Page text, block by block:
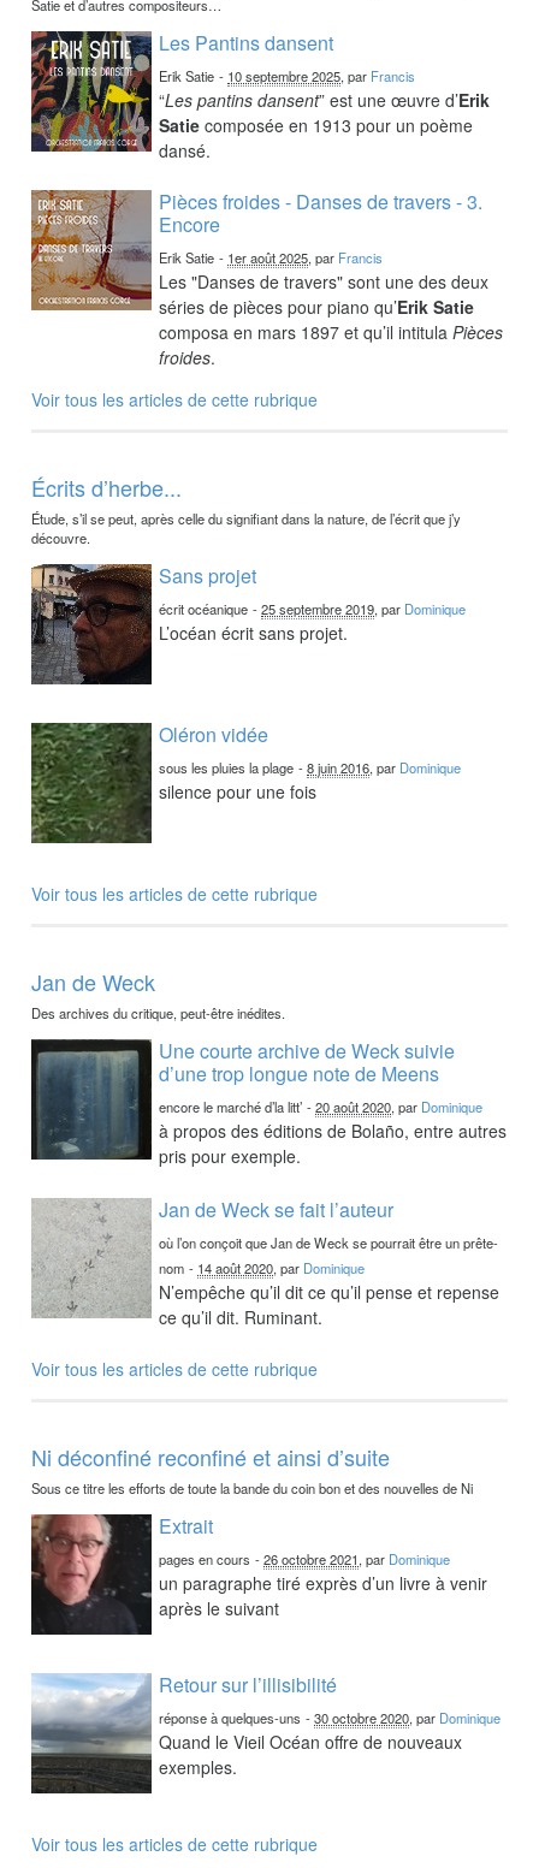
Satie et d’autres compositeurs…
Les Pantins dansent
Erik Satie - 10 septembre 2025, par Francis
“Les pantins dansent” est une œuvre d’Erik
Satie composée en 1913 pour un poème
dansé.
Pièces froides - Danses de travers - 3.
Encore
Erik Satie - 1er août 2025, par Francis
Les "Danses de travers" sont une des deux
séries de pièces pour piano qu’Erik Satie
composa en mars 1897 et qu’il intitulaPièces
froides.
Voir tous les articles de cette rubrique
Écrits d’herbe...
Étude, s’il se peut, après celle du signifiant dans la nature, de l’écrit que j’y
découvre.
Sans projet
écrit océanique -25 septembre 2019, par Dominique
L’océan écrit sans projet.
Oléron vidée
sous les pluies la plage -8 juin 2016, par Dominique
silence pour une fois
Voir tous les articles de cette rubrique
Jan de Weck
Des archives du critique, peut-être inédites.
Une courte archive de Weck suivie
d’une trop longue note de Meens
encore le marché d’la litt’ -20 août 2020, par Dominique
à propos des éditions de Bolaño, entre autres
pris pour exemple.
Jan de Weck se fait l’auteur
où l’on conçoit que Jan de Weck se pourrait être un prête-
nom - 14 août 2020, par Dominique
N’empêche qu’il dit ce qu’il pense et repense
ce qu’il dit. Ruminant.
Voir tous les articles de cette rubrique
Ni déconfiné reconfiné et ainsi d’suite
Sous ce titre les efforts de toute la bande du coin bon et des nouvelles de Ni
Extrait
pages en cours -26 octobre 2021, par Dominique
un paragraphe tiré exprès d’un livre à venir
après le suivant
Retour sur l’illisibilité
réponse à quelques-uns -30 octobre 2020, par Dominique
Quand le Vieil Océan offre de nouveaux
exemples.
Voir tous les articles de cette rubrique